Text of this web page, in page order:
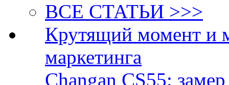
ВСЕ СТАТЬИ >>>
Крутящий момент и
маркетинга
Changan CS55: